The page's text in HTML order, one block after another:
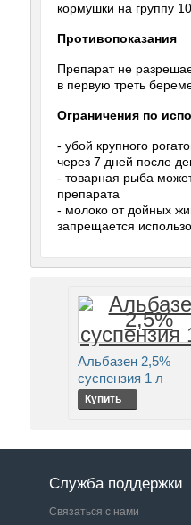
кормушки на группу
Противопоказания
Препарат не
в первую треть
Ограничения по
- убой крупного
через 7 дней после
- товарная рыба
препарата
- молоко от дойных
запрещается
Альбазен 2,5%
суспензия 1 л
Купить
Служба поддержки
Связаться с нами